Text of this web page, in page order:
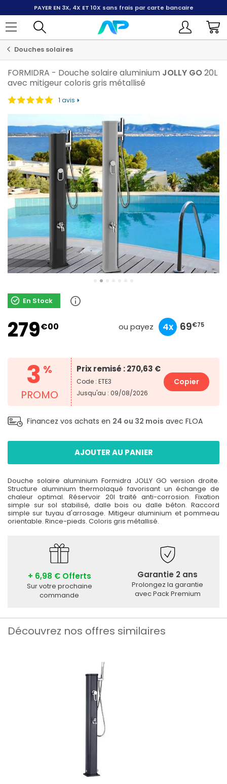
PAYER EN 3X, 4X ET 10X sans frais par carte bancaire
Douches solaires
FORMIDRA - Douche solaire aluminium JOLLY GO20L
avec mitigeur coloris gris métallisé
1 avis
En Stock
279€00 ou payez
93€00 4x 69€75
27 €90
3 %
PROMO
Prix remisé : 270,63 €
Code : ETE3
Jusqu'au : 09/08/2026
Copier
Financez vos achats en 24 ou 32 mois avec FLOA
AJOUTER AU PANIER
Douche solaire aluminium Formidra JOLLY GO version droite.
Structure aluminium thermolaqué favorisant un échange de
chaleur optimal. Réservoir 20l traité anti-corrosion. Fixation
simple sur sol stabilisé, dalle bois ou dalle béton. Raccord
simple sur tuyau d'arrosage. Mitigeur aluminium et pommeau
orientable. Rince-pieds. Coloris gris métallisé.
+ 6,98 € Offerts
Sur votre prochaine
commande
Garantie 2 ans
Prolongez la garantie
avec Pack Premium
Découvrez nos offres similaires